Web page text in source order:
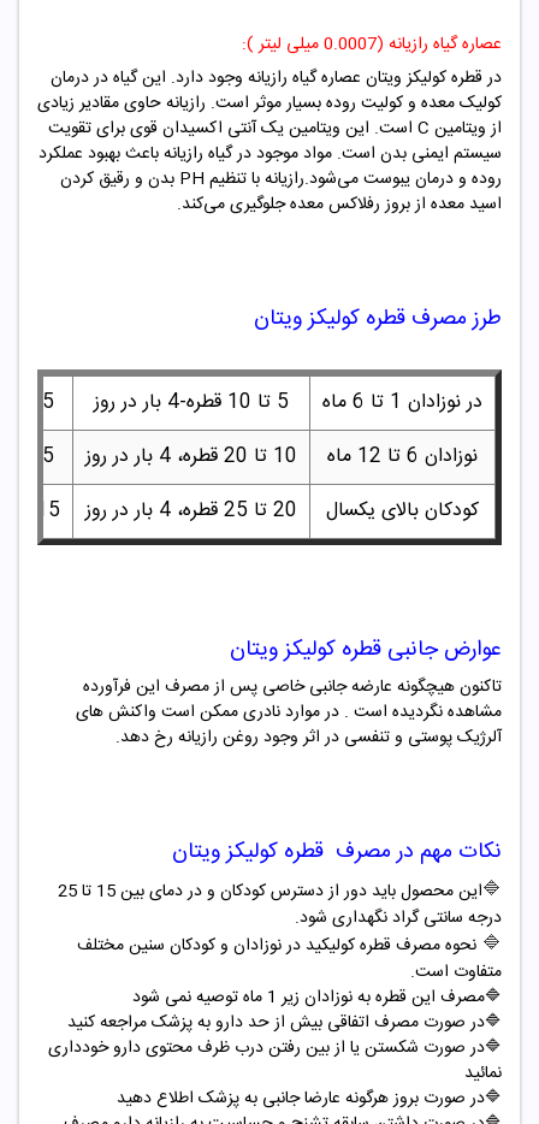
عصاره گیاه رازیانه (0.0007 میلی لیتر ):
در قطره کولیکز ویتان عصاره گیاه رازیانه وجود دارد. این گیاه در درمان
کولیک معده و کولیت روده بسیار موثر است. رازیانه حاوی مقادیر زیادی
از ویتامین C است. این ویتامین یک آنتی اکسیدان قوی برای تقویت
سیستم ایمنی بدن است. مواد موجود در گیاه رازیانه باعث بهبود عملکرد
روده و درمان یبوست می‌شود.رازیانه با تنظیم PH بدن و رقیق کردن
اسید معده از بروز رفلاکس معده جلوگیری می‌کند.
طرز مصرف قطره کولیکز ویتان
در نوزادان 1 تا 6 ماه 5 تا 10 قطره-4 بار در روز
15 دقیقه قبل از غذا دادن
نوزادان 6 تا 12 ماه
10 تا 20 قطره، 4 بار در روز
15 دقیقه قبل از غذا دادن
کودکان بالای یکسال
20 تا 25 قطره، 4 بار در روز 15 دقیقه قبل از غذا داد1ن
عوارض جانبی قطره کولیکز ویتان
تاکنون هیچگونه عارضه جانبی خاصی پس از مصرف این فرآورده
مشاهده نگردیده است . در موارد نادری ممکن است واکنش های
آلرژیک پوستی و تنفسی در اثر وجود روغن رازیانه رخ دهد.
نکات مهم در مصرف قطره کولیکز ویتان
🔷
این محصول باید دور از دسترس کودکان و در دمای بین 15 تا 25
درجه سانتی گراد نگهداری شود.
🔷 نحوه مصرف قطره کولیکید در نوزادان و کودکان سنین مختلف
متفاوت است.
🔷مصرف این قطره به نوزادان زیر 1 ماه توصیه نمی شود
🔷در صورت مصرف اتفاقی بیش از حد دارو به پزشک مراجعه کنید
🔷در صورت شکستن یا از بین رفتن درب ظرف محتوی دارو خودداری
نمائید
🔷در صورت بروز هرگونه عارضا جانبی به پزشک اطلاع دهید